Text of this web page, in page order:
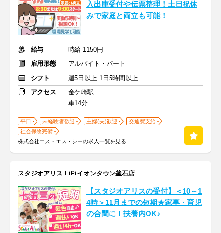
入出庫受付や伝票整理！土日祝休
みで家庭と両立も可能！
給与
時給 1150円
雇用形態
アルバイト・パート
シフト
週5日以上 1日5時間以上
アクセス
金ケ崎駅
車14分
平日 未経験者歓迎 主婦(夫)歓迎
交通費支給
社会保険完備
株式会社エス・エス・シーの求人一覧を見る
スタジオアリス LiPiイオンタウン釜石店
【スタジオアリスの受付】＜10～1
4時＞11月までの短期★家事・育児
の合間に！扶養内OK♪